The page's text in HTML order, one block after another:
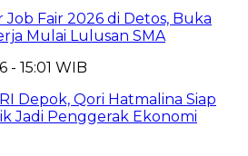
Fair 2026 di Detos, Buka
Mulai Lulusan SMA
- 15:01 WIB
Depok, Qori Hatmalina Siap
Jadi Penggerak Ekonomi